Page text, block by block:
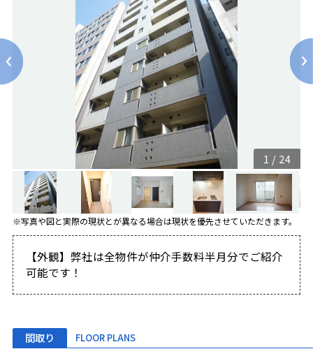
1 / 24
※写真や図と実際の現状とが異なる場合は現状を優先させていただきます。
【外観】弊社は全物件が仲介手数料半月分でご紹介
可能です！
間取り FLOOR PLANS